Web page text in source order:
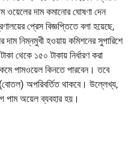
ওয়েলের দাম কমানোর ঘোষণা দেন
প্রেস বিজ্ঞপ্তিতে বলা হয়েছে,
নিম্নমুখী হওয়ায় কমিশনের সুপারিশে
থেকে ১৫০ টাকায় নির্ধারণ করা
পামওয়েল কিনতে পারবেন। তবে
(বোতল) অপরিবর্তিত থাকবে। উল্লেখ্য,
পাম অয়েল ব্যবহার হয়।